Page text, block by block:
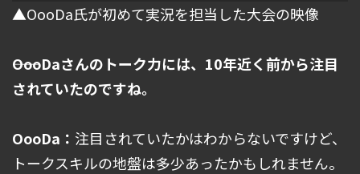
▲OooDa氏が初めて実況を担当した大会の映像
――OooDaさんのトーク力には、10年近く前から注目
されていたのですね。
OooDa： 注目されていたかはわからないですけど、
トークスキルの地盤は多少あったかもしれません。